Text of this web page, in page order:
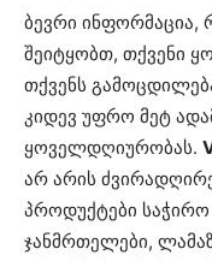
ბევრი ინფორმაცია,
შეიტყობთ, თქვენი
თქვენს
კიდევ უფრო მეტ
ყოველდღიურობას.
არ არის
პროდუქტები
ჯანმრთელები,